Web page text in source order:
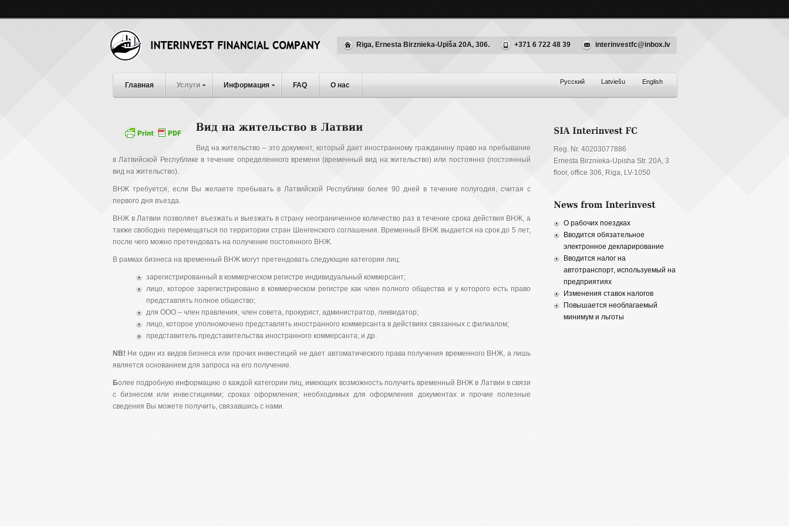
Riga, Ernesta Birznieka-Upīša 20A, 306. +371 6 722 48 39 interinvestfc@inbox.lv
Главная Услуги Информация FAQ О нас English
Latviešu
Русский
Вид на жительство – это документ, который дает иностранному гражданину право на пребывание
в Латвийской Республике в течение определенного времени (временный вид на жительство) или постоянно (постоянный
вид на жительство).
ВНЖ требуется, если Вы желаете пребывать в Латвийской Республике более 90 дней в течение полугодия, считая с
первого дня въезда.
ВНЖ в Латвии позволяет въезжать и выезжать в страну неограниченное количество раз в течение срока действия ВНЖ, а
также свободно перемещаться по территории стран Шенгенского соглашения. Временный ВНЖ выдается на срок до 5 лет,
после чего можно претендовать на получение постоянного ВНЖ.
В рамках бизнеса на временный ВНЖ могут претендовать следующие категории лиц:
зарегистрированный в коммерческом регистре индивидуальный коммерсант;
лицо, которое зарегистрировано в коммерческом регистре как член полного общества и у которого есть право
представлять полное общество;
для ООО – член правления, член совета, прокурист, администратор, ликвидатор;
лицо, которое уполномочено представлять иностранного коммерсанта в действиях связанных с филиалом;
представитель представительства иностранного коммерсанта; и др.
NB! Ни один из видов бизнеса или прочих инвестиций не дает автоматического права получения временного ВНЖ, а лишь
является основанием для запроса на его получение.
Более подробную информацию о каждой категории лиц, имеющих возможность получить временный ВНЖ в Латвии в связи
с бизнесом или инвестициями; сроках оформления; необходимых для оформления документах и прочие полезные
сведения Вы можете получить, связавшись с нами.
Reg. Nr. 40203077886
Ernesta Birznieka-Upisha Str. 20A, 3
floor, office 306, Riga, LV-1050
О рабочих поездках
Вводится обязательное
электронное декларирование
Вводится налог на
автотранспорт, используемый на
предприятиях
Изменения ставок налогов
Повышается необлагаемый
минимум и льготы